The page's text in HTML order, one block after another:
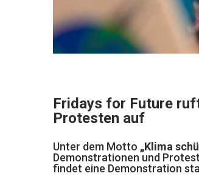
Fridays for Future
Protesten auf
Unter dem Motto „Klima
Demonstrationen und
findet eine Demonstration